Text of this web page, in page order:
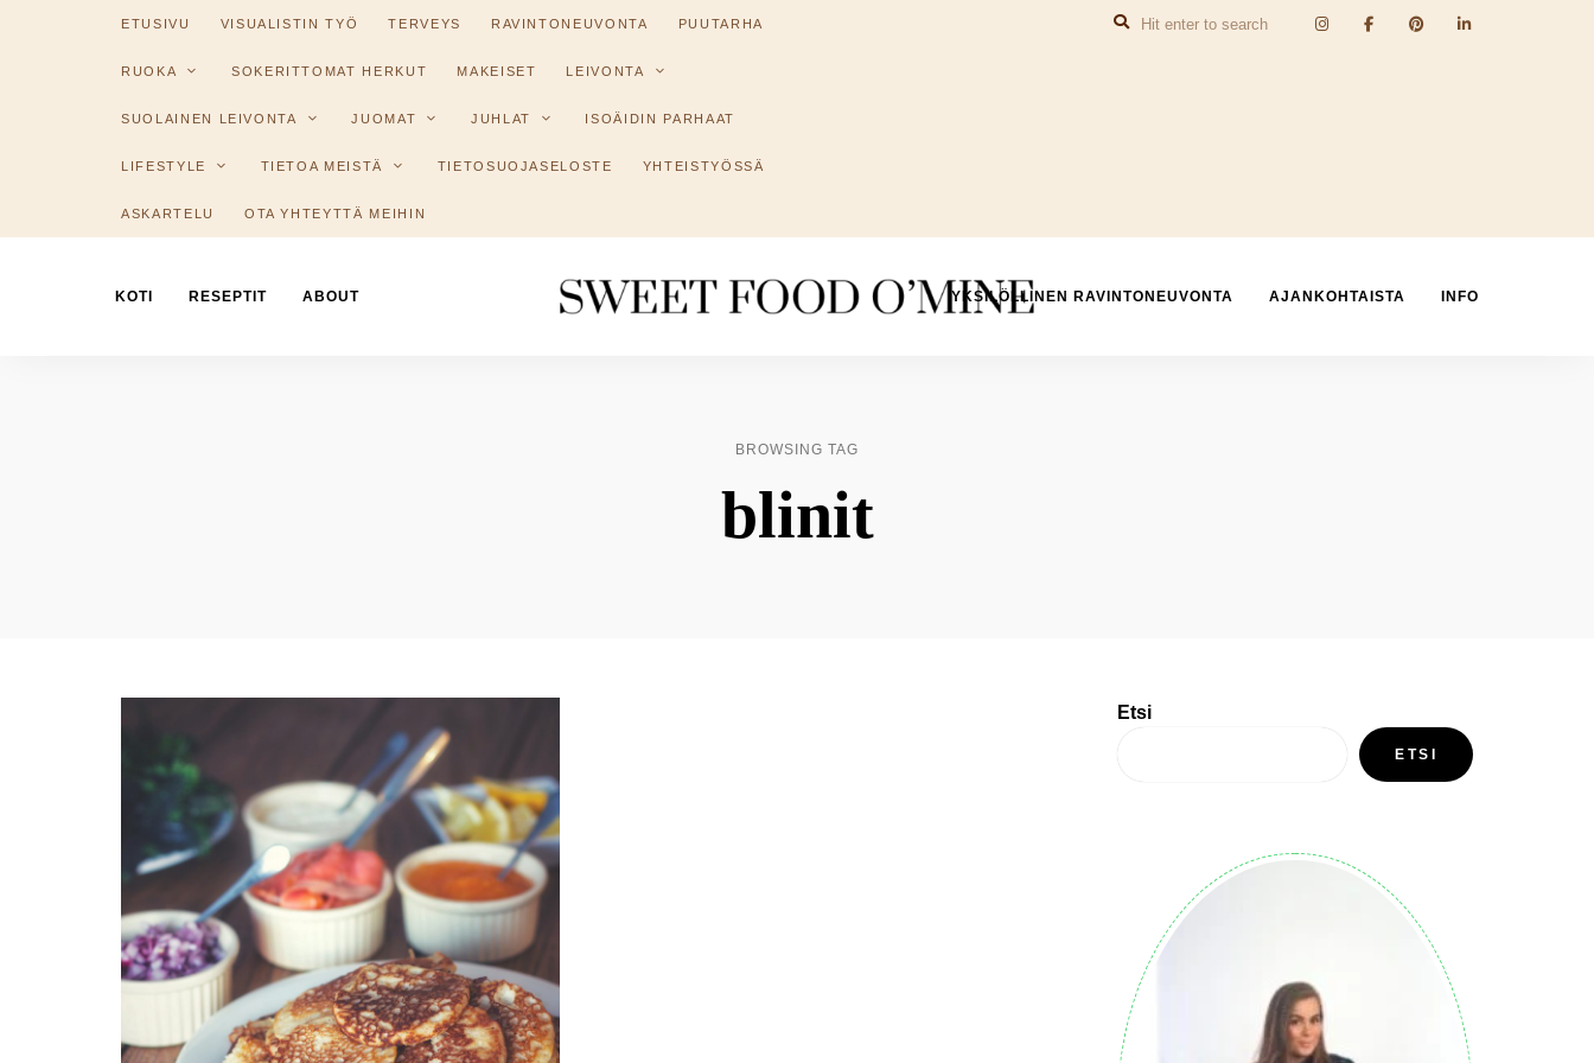
ETUSIVU VISUALISTIN TYÖ TERVEYS RAVINTONEUVONTA PUUTARHA
RUOKA SOKERITTOMAT HERKUT MAKEISET LEIVONTA
SUOLAINEN LEIVONTA JUOMAT JUHLAT ISOÄIDIN PARHAAT
LIFESTYLE TIETOA MEISTÄ TIETOSUOJASELOSTE YHTEISTYÖSSÄ
ASKARTELU OTA YHTEYTTÄ MEIHIN
KOTI RESEPTIT ABOUT YKSILÖLLINEN RAVINTONEUVONTA AJANKOHTAISTA INFO
BROWSING TAG
blinit
Etsi
ETSI